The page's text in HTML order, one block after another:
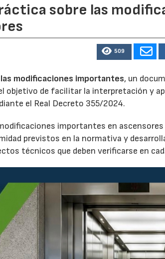
sobre las
509
modificaciones importantes, un
objetivo de facilitar la interpretación y
el Real Decreto 355/2024.
importantes en
previstos en la normativa y
técnicos que deben verificarse en